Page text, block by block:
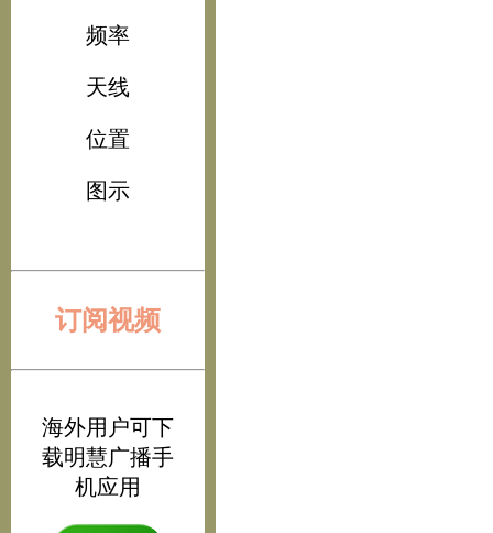
频率
天线
位置
图示
订阅视频
海外用户可下
载明慧广播手
机应用